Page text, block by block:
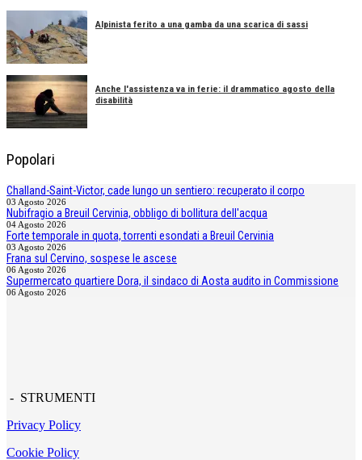
Alpinista ferito a una gamba da una scarica di sassi
Anche l'assistenza va in ferie: il drammatico agosto della
disabilità
Popolari
Challand-Saint-Victor, cade lungo un sentiero: recuperato il corpo
03 Agosto 2026
Nubifragio a Breuil Cervinia, obbligo di bollitura dell'acqua
04 Agosto 2026
Forte temporale in quota, torrenti esondati a Breuil Cervinia
03 Agosto 2026
Frana sul Cervino, sospese le ascese
06 Agosto 2026
Supermercato quartiere Dora, il sindaco di Aosta audito in Commissione
06 Agosto 2026
- STRUMENTI
Privacy Policy
Cookie Policy